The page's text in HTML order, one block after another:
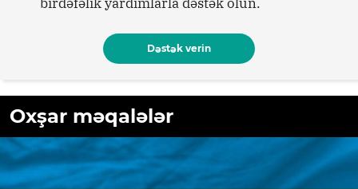
Dəstək verin
Oxşar məqalələr